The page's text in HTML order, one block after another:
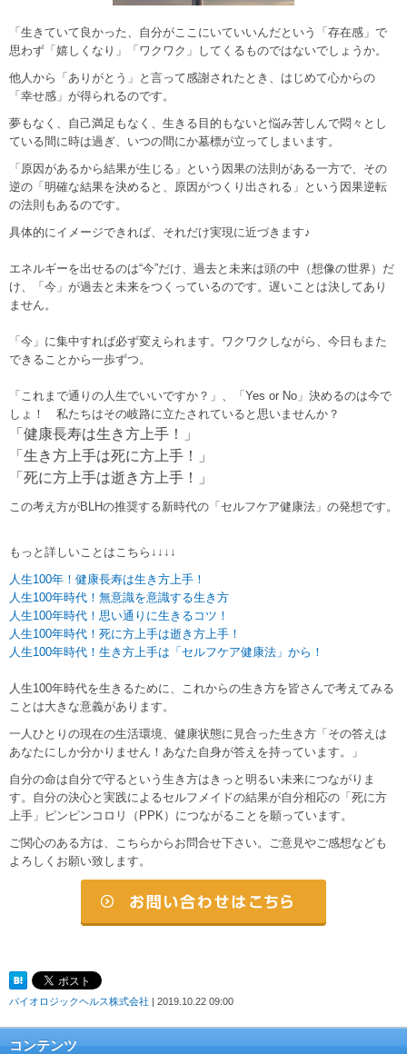
「生きていて良かった、自分がここにいていいんだという「存在感」で
思わず「嬉しくなり」「ワクワク」してくるものではないでしょうか。
他人から「ありがとう」と言って感謝されたとき、はじめて心からの
「幸せ感」が得られるのです。
夢もなく、自己満足もなく、生きる目的もないと悩み苦しんで悶々とし
ている間に時は過ぎ、いつの間にか墓標が立ってしまいます。
「原因があるから結果が生じる」という因果の法則がある一方で、その
逆の「明確な結果を決めると、原因がつくり出される」という因果逆転
の法則もあるのです。
具体的にイメージできれば、それだけ実現に近づきます♪
エネルギーを出せるのは“今”だけ、過去と未来は頭の中（想像の世界）だ
け、「今」が過去と未来をつくっているのです。遅いことは決してあり
ません。
「今」に集中すれば必ず変えられます。ワクワクしながら、今日もまた
できることから一歩ずつ。
「これまで通りの人生でいいですか？」、「Yes or No」決めるのは今で
しょ！ 私たちはその岐路に立たされていると思いませんか？
「健康長寿は生き方上手！」
「生き方上手は死に方上手！」
「死に方上手は逝き方上手！」
この考え方がBLHの推奨する新時代の「セルフケア健康法」の発想です。
もっと詳しいことはこちら↓↓↓↓
人生100年！健康長寿は生き方上手 ！
人生100年時代！無意識を意識する生き方
人生100年時代！思い通りに生きるコツ！
人生100年時代！死に方上手は逝き方上手！
人生100年時代！生き方上手は「セルフケア健康法」から！
人生100年時代を生きるために、これからの生き方を皆さんで考えてみる
ことは大きな意義があります。
一人ひとりの現在の生活環境、健康状態に見合った生き方「その答えは
あなたにしか分かりません！あなた自身が答えを持っています。」
自分の命は自分で守るという生き方はきっと明るい未来につながりま
す。自分の決心と実践によるセルフメイドの結果が自分相応の「死に方
上手」ピンピンコロリ（PPK）につながることを願っています。
ご関心のある方は、こちらからお問合せ下さい。ご意見やご感想なども
よろしくお願い致します。
バイオロジックヘルス株式会社 | 2019.10.22 09:00
コンテンツ